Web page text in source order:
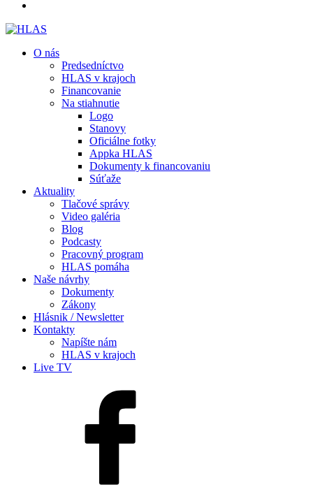
O nás
Predsedníctvo
HLAS v krajoch
Financovanie
Na stiahnutie
Logo
Stanovy
Oficiálne fotky
Appka HLAS
Dokumenty k financovaniu
Súťaže
Aktuality
Tlačové správy
Video galéria
Blog
Podcasty
Pracovný program
HLAS pomáha
Naše návrhy
Dokumenty
Zákony
Hlásnik / Newsletter
Kontakty
Napíšte nám
HLAS v krajoch
Live TV